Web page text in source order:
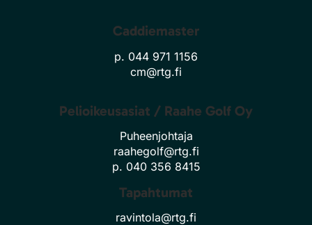
Caddiemaster
p. 044 971 1156
cm@rtg.fi
Pelioikeusasiat / Raahe Golf Oy
Puheenjohtaja
raahegolf@rtg.fi
p. 040 356 8415
Tapahtumat
ravintola@rtg.fi